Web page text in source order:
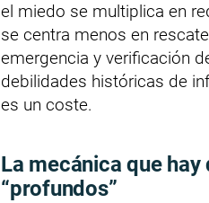
el miedo se multiplica en
se centra menos en
emergencia y verificación
debilidades históricas de
es un coste.
La mecánica que
“profundos”